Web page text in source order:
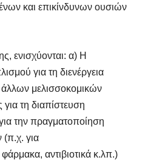
και επικίνδυνων ουσιών
ενισχύονται: α) Η
για τη διενέργεια
μελισσοκομικών
τη διαπίστευση
την πραγματοποίηση
(π.χ. για
αντιβιοτικά κ.λπ.)